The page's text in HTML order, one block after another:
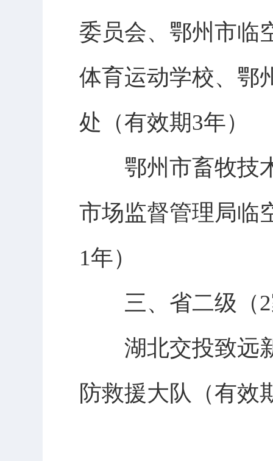
委员会、鄂州市临
体育运动学校、鄂
处（有效期3年）
鄂州市畜牧技术
市场监督管理局临
1年）
三、省二级（2
湖北交投致远新
防救援大队（有效